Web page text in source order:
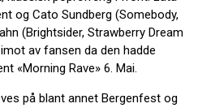
og Cato Sundberg (Somebody,
(Brightsider, Strawberry Dream
av fansen da den hadde
«Morning Rave» 6. Mai.
på blant annet Bergenfest og